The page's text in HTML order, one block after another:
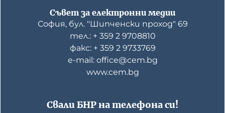
Свали БНР на телефона си!
Съвет за електронни медии
София, бул. "Шипченски проход" 69
тел.: + 359 2 9708810
факс: + 359 2 9733769
е-mail: office@cem.bg
www.cem.bg